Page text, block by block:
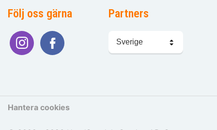
Följ oss gärna Partners
språk
Hantera cookies